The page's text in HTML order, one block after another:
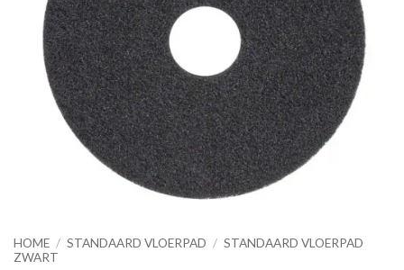
HOME / STANDAARD VLOERPAD / STANDAARD VLOERPAD
ZWART